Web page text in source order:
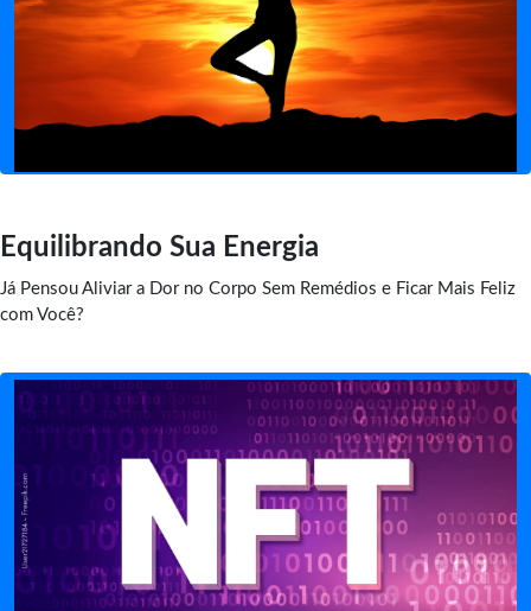
Equilibrando Sua Energia
Já Pensou Aliviar a Dor no Corpo Sem Remédios e Ficar Mais Feliz
com Você?